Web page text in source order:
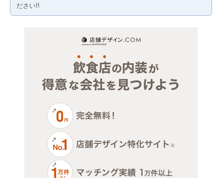
医療・歯科・クリニック
ジム・教室・スタジオ
その他サービス・その他
千葉
ださい!!